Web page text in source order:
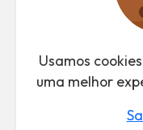
Desenvolvido
Usamos
uma melhor